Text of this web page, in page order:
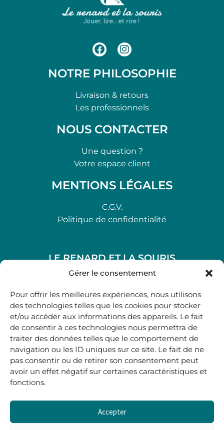
Gérer le consentement
Pour offrir les meilleures expériences, nous utilisons
des technologies telles que les cookies pour stocker
et/ou accéder aux informations des appareils. Le fait
de consentir à ces technologies nous permettra de
traiter des données telles que le comportement de
navigation ou les ID uniques sur ce site. Le fait de ne
pas consentir ou de retirer son consentement peut
avoir un effet négatif sur certaines caractéristiques et
fonctions.
Accepter
NOTRE PHILOSOPHIE
Livraison & retours
Les professionnels
NOUS CONTACTER
Une question ?
Votre espace client
MENTIONS LÉGALES
C.G.V.
Politique de confidentialité
LE RENARD ET LA SOURIS
48, rue Maubec 33210 LANGON
05 40 41 37 18
.
MARDI AU SAMEDI
10H00-12H45 | 14H00 -19H00
boutique@lerenardetlasouris.com